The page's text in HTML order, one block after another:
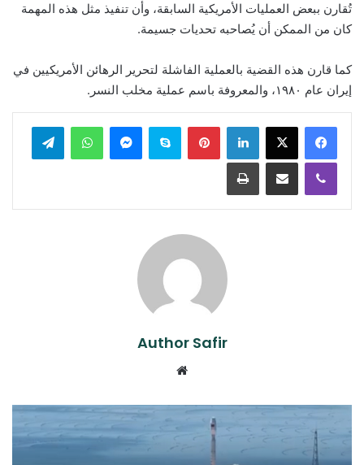
تُقارن ببعض العمليات الأمريكية السابقة، وأن تنفيذ مثل هذه المهمة
كان من الممكن أن يُصاحبه تحديات جسيمة.
كما قارن هذه القضية بالعملية الفاشلة لتحرير الرهائن الأمريكيين في
إيران عام ١٩٨٠، والمعروفة باسم عملية مخلب النسر.
لينكدإن بينتيريستسكايب ماسنجر واتساب تيلقرام
ڤايبر مشاركة عبر البريد طباعة
Author Safir